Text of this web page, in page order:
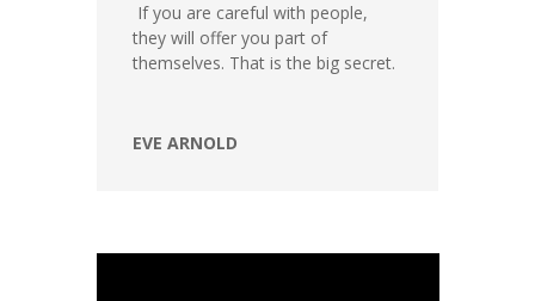
If you are careful with people,
they will offer you part of
themselves. That is the big secret.
EVE ARNOLD